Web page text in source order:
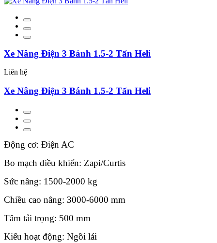
Xe Nâng Điện 3 Bánh 1.5-2 Tấn Heli
Liên hệ
Xe Nâng Điện 3 Bánh 1.5-2 Tấn Heli
Động cơ: Điện AC
Bo mạch điều khiển: Zapi/Curtis
Sức nâng: 1500-2000 kg
Chiều cao nâng: 3000-6000 mm
Tâm tải trọng: 500 mm
Kiểu hoạt động: Ngồi lái